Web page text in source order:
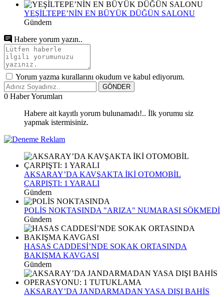
YEŞİLTEPE’NİN EN BÜYÜK DÜĞÜN SALONU
Gündem
Habere yorum yazın..
Yorum yazma kurallarını okudum ve kabul ediyorum.
GÖNDER
0 Haber Yorumları
Habere ait kayıtlı yorum bulunamadı!.. İlk yorumu siz
yapmak istermisiniz.
AKSARAY’DA KAVŞAKTA İKİ OTOMOBİL
ÇARPIŞTI: 1 YARALI
Gündem
POLİS NOKTASINDA "ARIZA" NUMARASI SÖKMEDİ
Gündem
HASAS CADDESİ’NDE SOKAK ORTASINDA
BAKIŞMA KAVGASI
Gündem
AKSARAY’DA JANDARMADAN YASA DIŞI BAHİS